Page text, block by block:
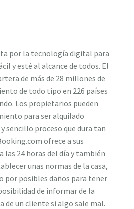
por la tecnología digital para
y esté al alcance de todos. El
de más de 28 millones de
de todo tipo en 226 países
Los propietarios pueden
para ser alquilado
sencillo proceso que dura tan
ofrece a sus
las 24 horas del día y también
unas normas de la casa,
por posibles daños para tener
de informar de la
de un cliente si algo sale mal.